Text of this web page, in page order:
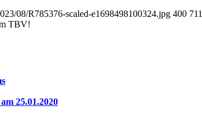
08/R785376-scaled-e1698498100324.jpg 400 711
TBV!
25.01.2020